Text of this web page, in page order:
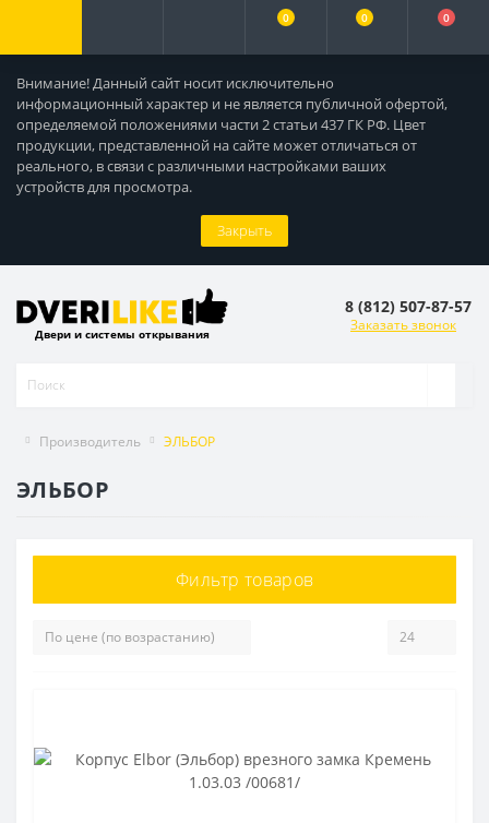
Внимание! Данный сайт носит исключительно
информационный характер и не является публичной офертой,
определяемой положениями части 2 статьи 437 ГК РФ. Цвет
продукции, представленной на сайте может отличаться от
реального, в связи с различными настройками ваших
устройств для просмотра.
Закрыть
0 0 0
Двери и системы открывания
8 (812) 507-87-57
Заказать звонок
Производитель ЭЛЬБОР
ЭЛЬБОР
Фильтр товаров